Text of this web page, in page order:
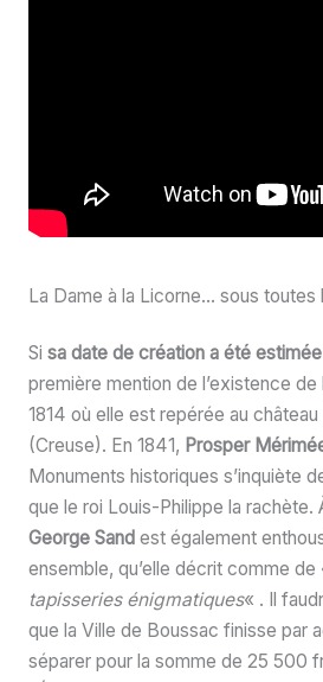
La Dame à la Licorne… sous toutes
Si sa date de création a été
première mention de l’existence
1814 où elle est repérée au
(Creuse). En 1841, Prosper
Monuments historiques s’inquiète
que le roi Louis-Philippe la rachète.
George Sand est également
ensemble, qu’elle décrit comme de
tapisseries énigmatiques« . Il
que la Ville de Boussac finisse par
séparer pour la somme de 25 500